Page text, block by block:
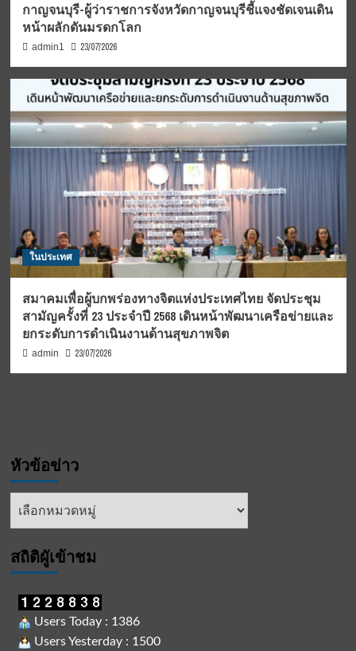
กาญจนบุรี-ผู้ว่าราชการจังหวัดกาญจนบุรีชี้แจงชัดเจนเดิน
หน้าผลักดันมรดกโลก
admin1 23/07/2026
ในประเทศ
สมาคมเพื่อผู้บกพร่องทางจิตแห่งประเทศไทย จัดประชุม
สามัญครั้งที่ 23 ประจำปี 2568 เดินหน้าพัฒนาเครือข่ายและ
ยกระดับการดำเนินงานด้านสุขภาพจิต
admin 23/07/2026
หัวข้อข่าว
หัวข้อ
สถิติผูัเข้าชม
Users Today : 1386
Users Yesterday : 1500